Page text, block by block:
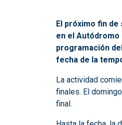
El próximo fin
en el Autódromo
programación
fecha de la
La actividad
finales. El
final.